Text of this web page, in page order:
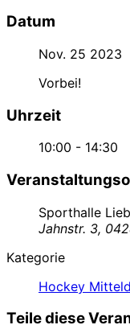
Datum
Nov. 25 2023
Vorbei!
Uhrzeit
10:00 - 14:30
Sporthalle
Jahnstr. 3,
Kategorie
Hockey
Teile diese